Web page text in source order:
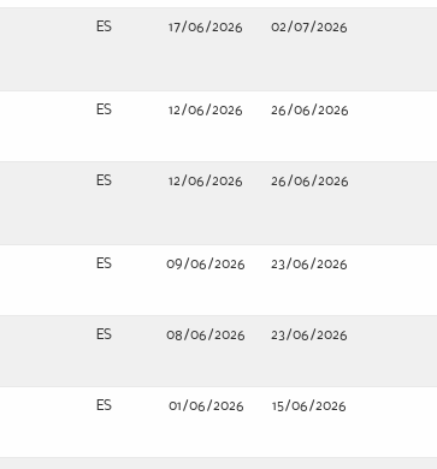
ES 17/06/2026 02/07/2026
ES 12/06/2026 26/06/2026
ES 12/06/2026 26/06/2026
ES 09/06/2026 23/06/2026
ES 08/06/2026 23/06/2026
ES 01/06/2026 15/06/2026